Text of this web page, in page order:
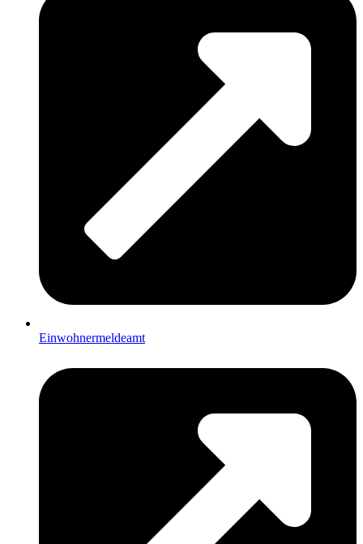
Einwohnermeldeamt